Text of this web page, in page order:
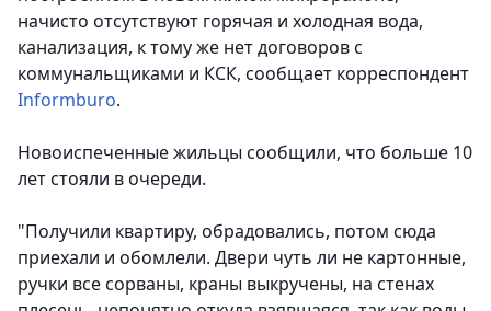
начисто отсутствуют горячая и холодная вода,
канализация, к тому же нет договоров с
коммунальщиками и КСК, сообщает корреспондент
Informburo.
Новоиспеченные жильцы сообщили, что больше 10
лет стояли в очереди.
"Получили квартиру, обрадовались, потом сюда
приехали и обомлели. Двери чуть ли не картонные,
ручки все сорваны, краны выкручены, на стенах